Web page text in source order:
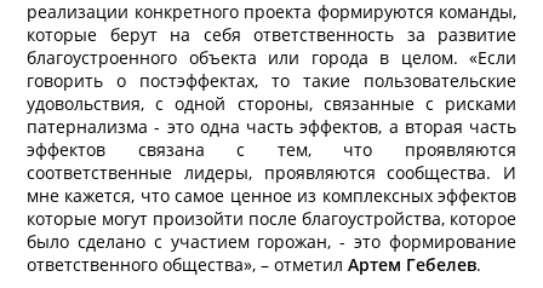
реализации конкретного проекта формируются команды,
которые берут на себя ответственность за развитие
благоустроенного объекта или города в целом. «Если
говорить о постэффектах, то такие пользовательские
удовольствия, с одной стороны, связанные с рисками
патернализма - это одна часть эффектов, а вторая часть
эффектов связана с тем, что проявляются
соответственные лидеры, проявляются сообщества. И
мне кажется, что самое ценное из комплексных эффектов
которые могут произойти после благоустройства, которое
было сделано с участием горожан, - это формирование
ответственного общества», – отметил Артем Гебелев.